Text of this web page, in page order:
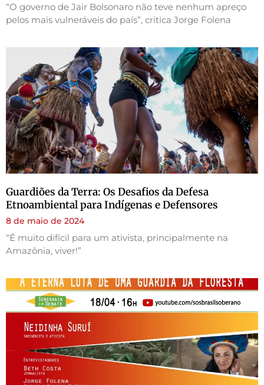
“O governo de Jair Bolsonaro não teve nenhum apreço
pelos mais vulneráveis do país”, critica Jorge Folena
Guardiões da Terra: Os Desafios da Defesa
Etnoambiental para Indígenas e Defensores
8 de maio de 2024
“É muito difícil para um ativista, principalmente na
Amazônia, viver!”